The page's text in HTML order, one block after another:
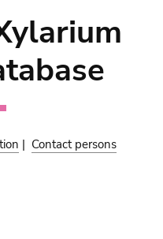
| Contact persons